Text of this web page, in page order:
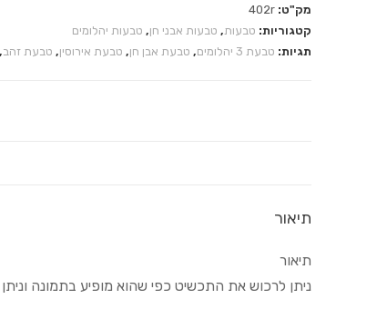
מק"ט: 402r
קטגוריות: טבעות, טבעות אבני חן, טבעות יהלומים
תגיות: טבעת 3 יהלומים , טבעת אבן חן, טבעת אירוסין, טבעת זהב,
תיאור
תיאור
ניתן לרכוש את התכשיט כפי שהוא מופיע בתמונה